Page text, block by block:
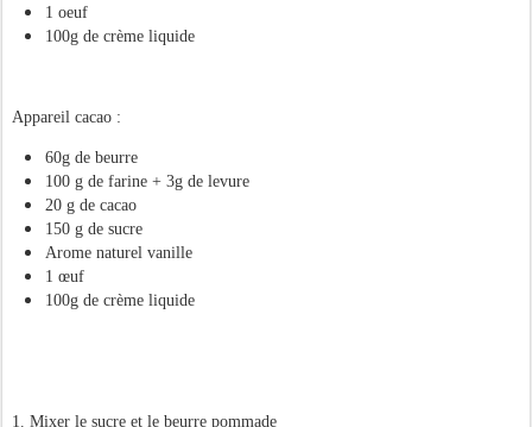
1 oeuf
100g de crème liquide
Appareil cacao :
60g de beurre
100 g de farine + 3g de levure
20 g de cacao
150 g de sucre
Arome naturel vanille
1 œuf
100g de crème liquide
1. Mixer le sucre et le beurre pommade